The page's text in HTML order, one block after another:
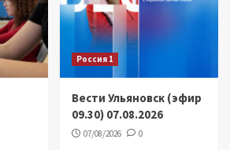
Россия 1
Вести Ульяновск (эфир
09.30) 07.08.2026
07/08/2026 0